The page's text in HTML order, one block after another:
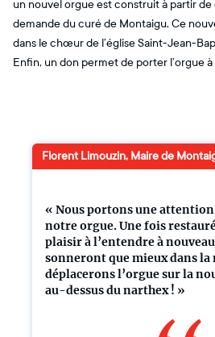
un nouvel orgue est construit à partir de
demande du curé de Montaigu. Ce
dans le chœur de l’église Saint-Jean-
Enfin, un don permet de porter l’orgue
« Nous portons une
notre orgue. Une fois
plaisir à l’entendre à
sonneront que mieux dans la
déplacerons l’orgue sur la
au-dessus du narthex ! »
Florent Limouzin, Maire de